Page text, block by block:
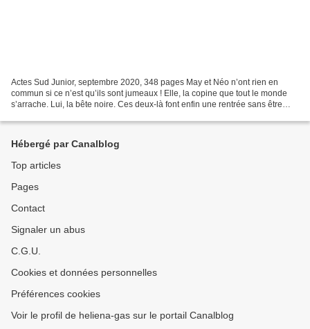
Actes Sud Junior, septembre 2020, 348 pages May et Néo n’ont rien en
commun si ce n’est qu’ils sont jumeaux ! Elle, la copine que tout le monde
s’arrache. Lui, la bête noire. Ces deux-là font enfin une rentrée sans être
Hébergé par Canalblog
Top articles
Pages
Contact
Signaler un abus
C.G.U.
Cookies et données personnelles
Préférences cookies
Voir le profil de heliena-gas sur le portail Canalblog